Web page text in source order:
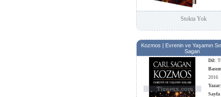
Stokta Yok
Kozmos | Evrenin ve Yaşamın
Sagan
Dil:
2016
Yazar
Sayfa